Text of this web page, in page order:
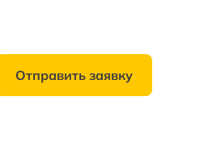
Отправить заявку